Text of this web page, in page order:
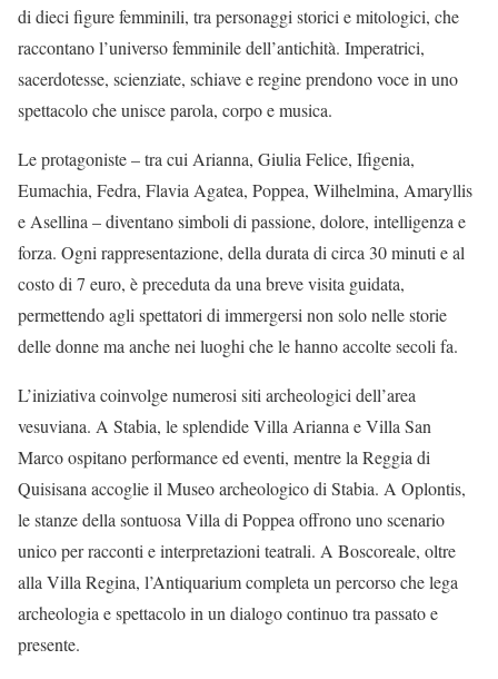
di dieci figure femminili, tra personaggi storici e mitologici, che
raccontano l’universo femminile dell’antichità. Imperatrici,
sacerdotesse, scienziate, schiave e regine prendono voce in uno
spettacolo che unisce parola, corpo e musica.
Le protagoniste – tra cui Arianna, Giulia Felice, Ifigenia,
Eumachia, Fedra, Flavia Agatea, Poppea, Wilhelmina, Amaryllis
e Asellina – diventano simboli di passione, dolore, intelligenza e
forza. Ogni rappresentazione, della durata di circa 30 minuti e al
costo di 7 euro, è preceduta da una breve visita guidata,
permettendo agli spettatori di immergersi non solo nelle storie
delle donne ma anche nei luoghi che le hanno accolte secoli fa.
L’iniziativa coinvolge numerosi siti archeologici dell’area
vesuviana. A Stabia, le splendide Villa Arianna e Villa San
Marco ospitano performance ed eventi, mentre la Reggia di
Quisisana accoglie il Museo archeologico di Stabia. A Oplontis,
le stanze della sontuosa Villa di Poppea offrono uno scenario
unico per racconti e interpretazioni teatrali. A Boscoreale, oltre
alla Villa Regina, l’Antiquarium completa un percorso che lega
archeologia e spettacolo in un dialogo continuo tra passato e
presente.